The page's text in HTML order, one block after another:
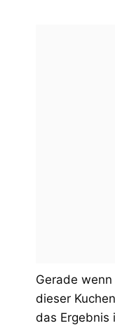
Gerade
dieser
das Ergebnis